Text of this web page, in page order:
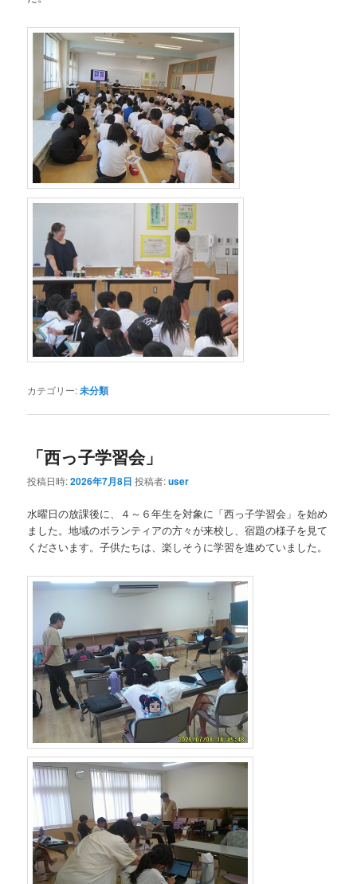
カテゴリー:未分類
「西っ子学習会」
投稿日時:2026年7月8日 投稿者:user
水曜日の放課後に、４～６年生を対象に「西っ子学習会」を始め
ました。地域のボランティアの方々が来校し、宿題の様子を見て
くださいます。子供たちは、楽しそうに学習を進めていました。